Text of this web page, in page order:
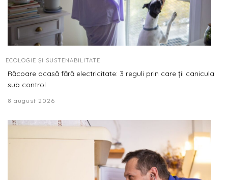
ECOLOGIE ȘI SUSTENABILITATE
Răcoare acasă fără electricitate: 3 reguli prin care ții canicula
sub control
8 august 2026